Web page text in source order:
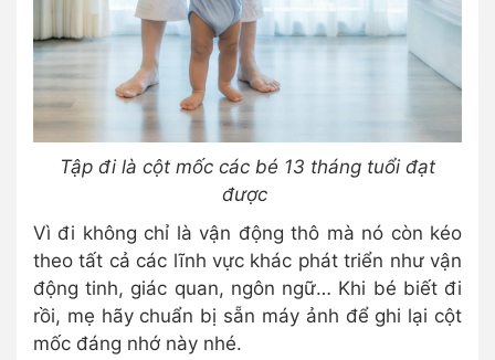
Tập đi là cột mốc các bé 13 tháng tuổi đạt
được
Vì đi không chỉ là vận động thô mà nó còn kéo
theo tất cả các lĩnh vực khác phát triển như vận
động tinh, giác quan, ngôn ngữ… Khi bé biết đi
rồi, mẹ hãy chuẩn bị sẵn máy ảnh để ghi lại cột
mốc đáng nhớ này nhé.